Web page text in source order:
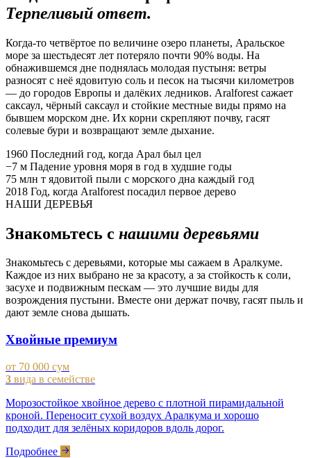
Терпеливый ответ.
Когда-то четвёртое по величине озеро планеты, Аральское
море за шестьдесят лет потеряло почти 90% воды. На
обнажившемся дне поднялась молодая пустыня: ветры
разносят с неё ядовитую соль и песок на тысячи километров
— до городов Европы и далёких ледников. Aralforest сажает
саксаул, чёрный саксаул и стойкие местные виды прямо на
бывшем морском дне. Их корни скрепляют почву, гасят
солевые бури и возвращают земле дыхание.
1960 Последний год, когда Арал был цел
−7 м Падение уровня моря в год в худшие годы
75 млн т ядовитой пыли с морского дна каждый год
2018 Год, когда Aralforest посадил первое дерево
НАШИ ДЕРЕВЬЯ
Знакомьтесь с нашими деревьями
Знакомьтесь с деревьями, которые мы сажаем в Аралкуме.
Каждое из них выбрано не за красоту, а за стойкость к соли,
засухе и подвижным пескам — это лучшие виды для
возрождения пустыни. Вместе они держат почву, гасят пыль и
дают земле снова дышать.
Хвойные премиум
от 70 000 сум
3 вида в семействе
Морозостойкое хвойное дерево с плотной пирамидальной
кроной. Переносит сухой воздух Аралкума и хорошо
подходит для зелёных коридоров вдоль дорог.
Подробнее